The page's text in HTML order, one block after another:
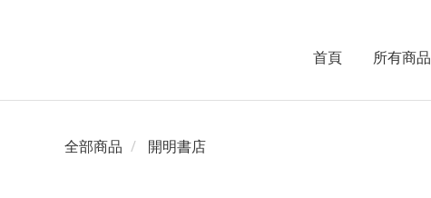
首頁 所有商品
全部商品 開明書店